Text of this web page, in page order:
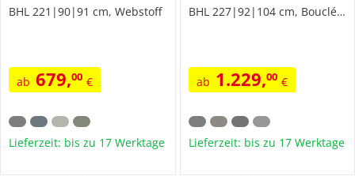
BHL 221|90|91 cm, Webstoff
ab 679,00 €
Lieferzeit: bis zu 17 Werktage
BHL 227|92|104 cm, Boucléstoff
ab 1.229,00 €
Lieferzeit: bis zu 17 Werktage